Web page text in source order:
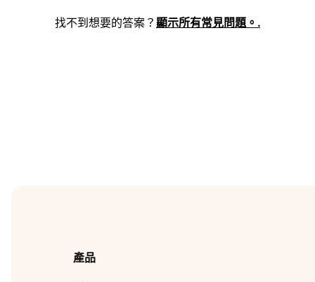
找不到想要的答案？顯示所有常見問題。.
產品